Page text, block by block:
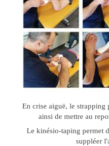
En crise aiguë, le strapping
ainsi de mettre au
Le kinésio-taping permet
suppléer